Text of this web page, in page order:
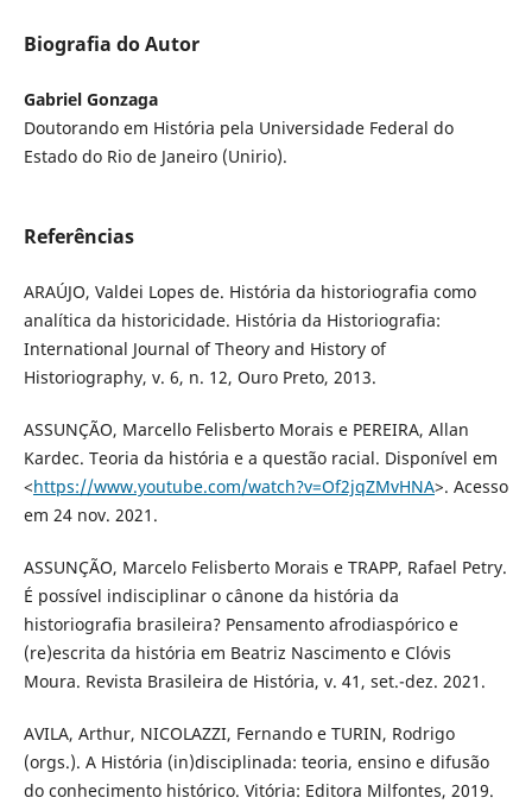
Biografia do Autor
Gabriel Gonzaga
Doutorando em História pela Universidade Federal do
Estado do Rio de Janeiro (Unirio).
Referências
ARAÚJO, Valdei Lopes de. História da historiografia como
analítica da historicidade. História da Historiografia:
International Journal of Theory and History of
Historiography, v. 6, n. 12, Ouro Preto, 2013.
ASSUNÇÃO, Marcello Felisberto Morais e PEREIRA, Allan
Kardec. Teoria da história e a questão racial. Disponível em
<https://www.youtube.com/watch?v=Of2jqZMvHNA>. Acesso
em 24 nov. 2021.
ASSUNÇÃO, Marcelo Felisberto Morais e TRAPP, Rafael Petry.
É possível indisciplinar o cânone da história da
historiografia brasileira? Pensamento afrodiaspórico e
(re)escrita da história em Beatriz Nascimento e Clóvis
Moura. Revista Brasileira de História, v. 41, set.-dez. 2021.
AVILA, Arthur, NICOLAZZI, Fernando e TURIN, Rodrigo
(orgs.). A História (in)disciplinada: teoria, ensino e difusão
do conhecimento histórico. Vitória: Editora Milfontes, 2019.